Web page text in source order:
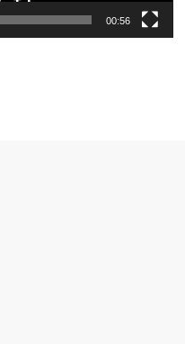
00:56